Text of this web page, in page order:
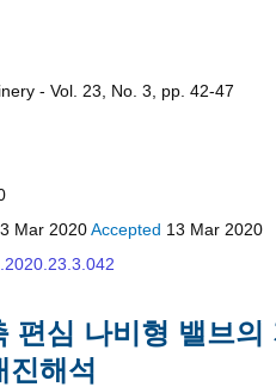
- Vol. 23, No. 3, pp. 42-47
Mar 2020Accepted 13 Mar 2020
편심 나비형 밸브
해석